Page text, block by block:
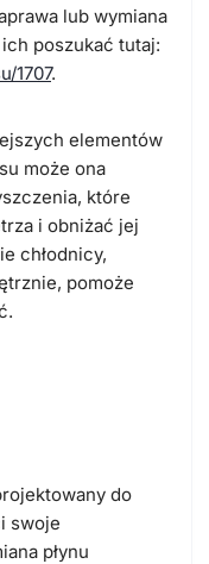
lub wymiana
poszukać tutaj:
1707.
elementów
może ona
które
i obniżać jej
chłodnicy,
pomoże
do
swoje
płynu